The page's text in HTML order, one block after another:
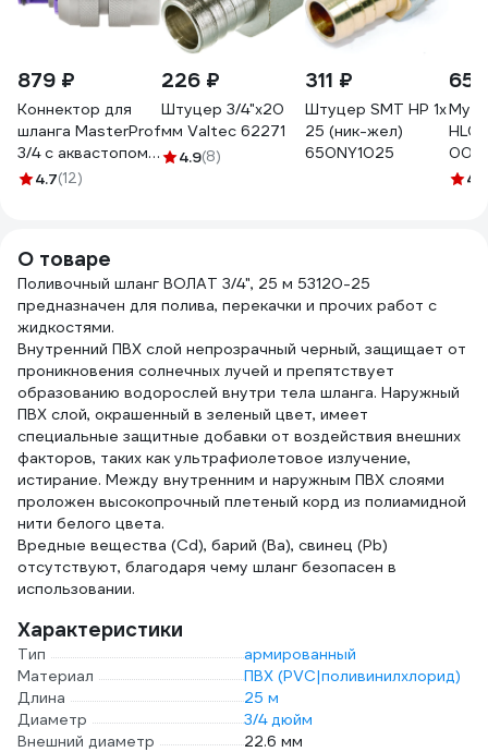
879 ₽
Коннектор для
шланга MasterProf
3/4 с аквастопом
соединитель
4.7(12)
226 ₽
Штуцер 3/4"х20
мм Valtec 62271
4.9(8)
311 ₽
Штуцер SMT НР 1х
25 (ник-жел)
650NY1025
65
4.8
О товаре
Поливочный шланг ВОЛАТ 3/4", 25 м 53120-25
предназначен для полива, перекачки и прочих работ с
жидкостями.
Внутренний ПВХ слой непрозрачный черный, защищает от
проникновения солнечных лучей и препятствует
образованию водорослей внутри тела шланга. Наружный
ПВХ слой, окрашенный в зеленый цвет, имеет
специальные защитные добавки от воздействия внешних
факторов, таких как ультрафиолетовое излучение,
истирание. Между внутренним и наружным ПВХ слоями
проложен высокопрочный плетеный корд из полиамидной
нити белого цвета.
Вредные вещества (Cd), барий (Ba), свинец (Pb)
отсутствуют, благодаря чему шланг безопасен в
использовании.
Характеристики
Тип
армированный
Материал
ПВХ (PVC|поливинилхлорид)
Длина
25 м
Диаметр
3/4 дюйм
Внешний диаметр
22.6 мм